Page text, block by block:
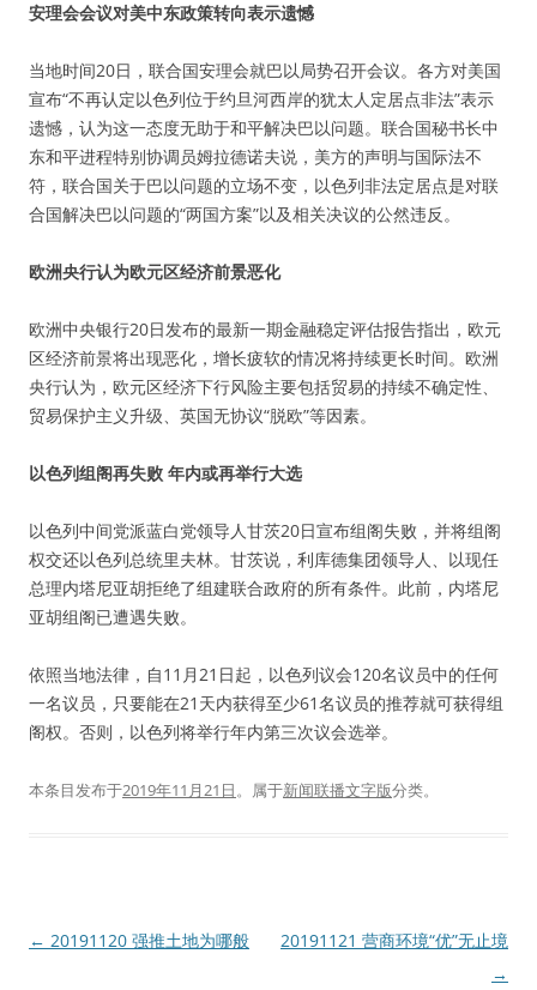
安理会会议对美中东政策转向表示遗憾
当地时间20日，联合国安理会就巴以局势召开会议。各方对美国
宣布“不再认定以色列位于约旦河西岸的犹太人定居点非法”表示
遗憾，认为这一态度无助于和平解决巴以问题。联合国秘书长中
东和平进程特别协调员姆拉德诺夫说，美方的声明与国际法不
符，联合国关于巴以问题的立场不变，以色列非法定居点是对联
合国解决巴以问题的“两国方案”以及相关决议的公然违反。
欧洲央行认为欧元区经济前景恶化
欧洲中央银行20日发布的最新一期金融稳定评估报告指出，欧元
区经济前景将出现恶化，增长疲软的情况将持续更长时间。欧洲
央行认为，欧元区经济下行风险主要包括贸易的持续不确定性、
贸易保护主义升级、英国无协议“脱欧”等因素。
以色列组阁再失败 年内或再举行大选
以色列中间党派蓝白党领导人甘茨20日宣布组阁失败，并将组阁
权交还以色列总统里夫林。甘茨说，利库德集团领导人、以现任
总理内塔尼亚胡拒绝了组建联合政府的所有条件。此前，内塔尼
亚胡组阁已遭遇失败。
依照当地法律，自11月21日起，以色列议会120名议员中的任何
一名议员，只要能在21天内获得至少61名议员的推荐就可获得组
阁权。否则，以色列将举行年内第三次议会选举。
本条目发布于2019年11月21日。属于新闻联播文字版分类。
文
← 20191120 强推土地为哪般
20191121 营商环境“优”无止境
→